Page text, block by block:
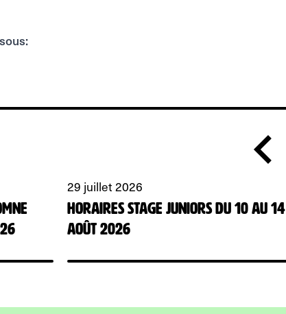
29 juillet 2026
HORAIRES Stage juniors du 10 au 14
août 2026